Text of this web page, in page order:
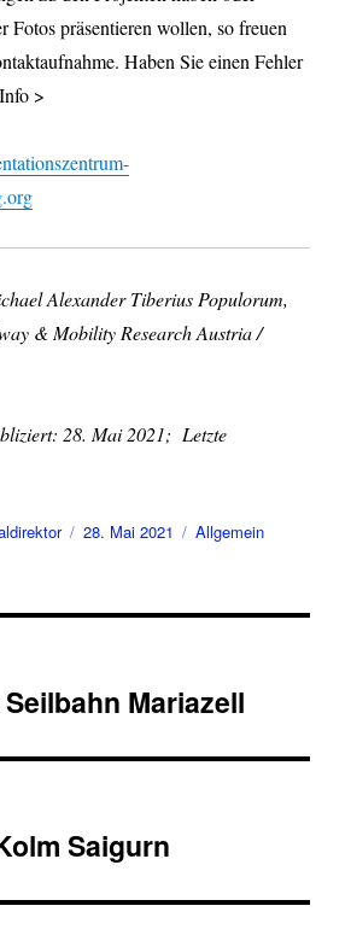
Fotos präsentieren wollen, so freuen
Haben Sie einen Fehler
>
Alexander Tiberius Populorum,
& Mobility Research Austria /
28. Mai 2021; Letzte
Veröffentlicht
28. Mai 2021 Kategorien
Allgemein
Mariazell
Saigurn